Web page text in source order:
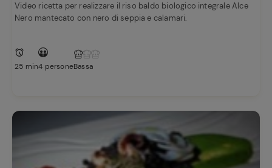
Video ricetta per realizzare il riso baldo biologico integrale Alce
Nero mantecato con nero di seppia e calamari.
25 min4 personeBassa